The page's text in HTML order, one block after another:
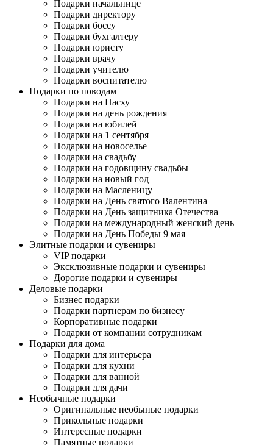
Подарки начальнице
Подарки директору
Подарки боссу
Подарки бухгалтеру
Подарки юристу
Подарки врачу
Подарки учителю
Подарки воспитателю
Подарки по поводам
Подарки на Пасху
Подарки на день рождения
Подарки на юбилей
Подарки на 1 сентября
Подарки на новоселье
Подарки на свадьбу
Подарки на годовщину свадьбы
Подарки на новый год
Подарки на Масленицу
Подарки на День святого Валентина
Подарки на День защитника Отечества
Подарки на международный женский день
Подарки на День Победы 9 мая
Элитные подарки и сувениры
VIP подарки
Эксклюзивные подарки и сувениры
Дорогие подарки и сувениры
Деловые подарки
Бизнес подарки
Подарки партнерам по бизнесу
Корпоративные подарки
Подарки от компании сотрудникам
Подарки для дома
Подарки для интерьера
Подарки для кухни
Подарки для ванной
Подарки для дачи
Необычные подарки
Оригинальные необыные подарки
Прикольные подарки
Интересные подарки
Памятные подарки